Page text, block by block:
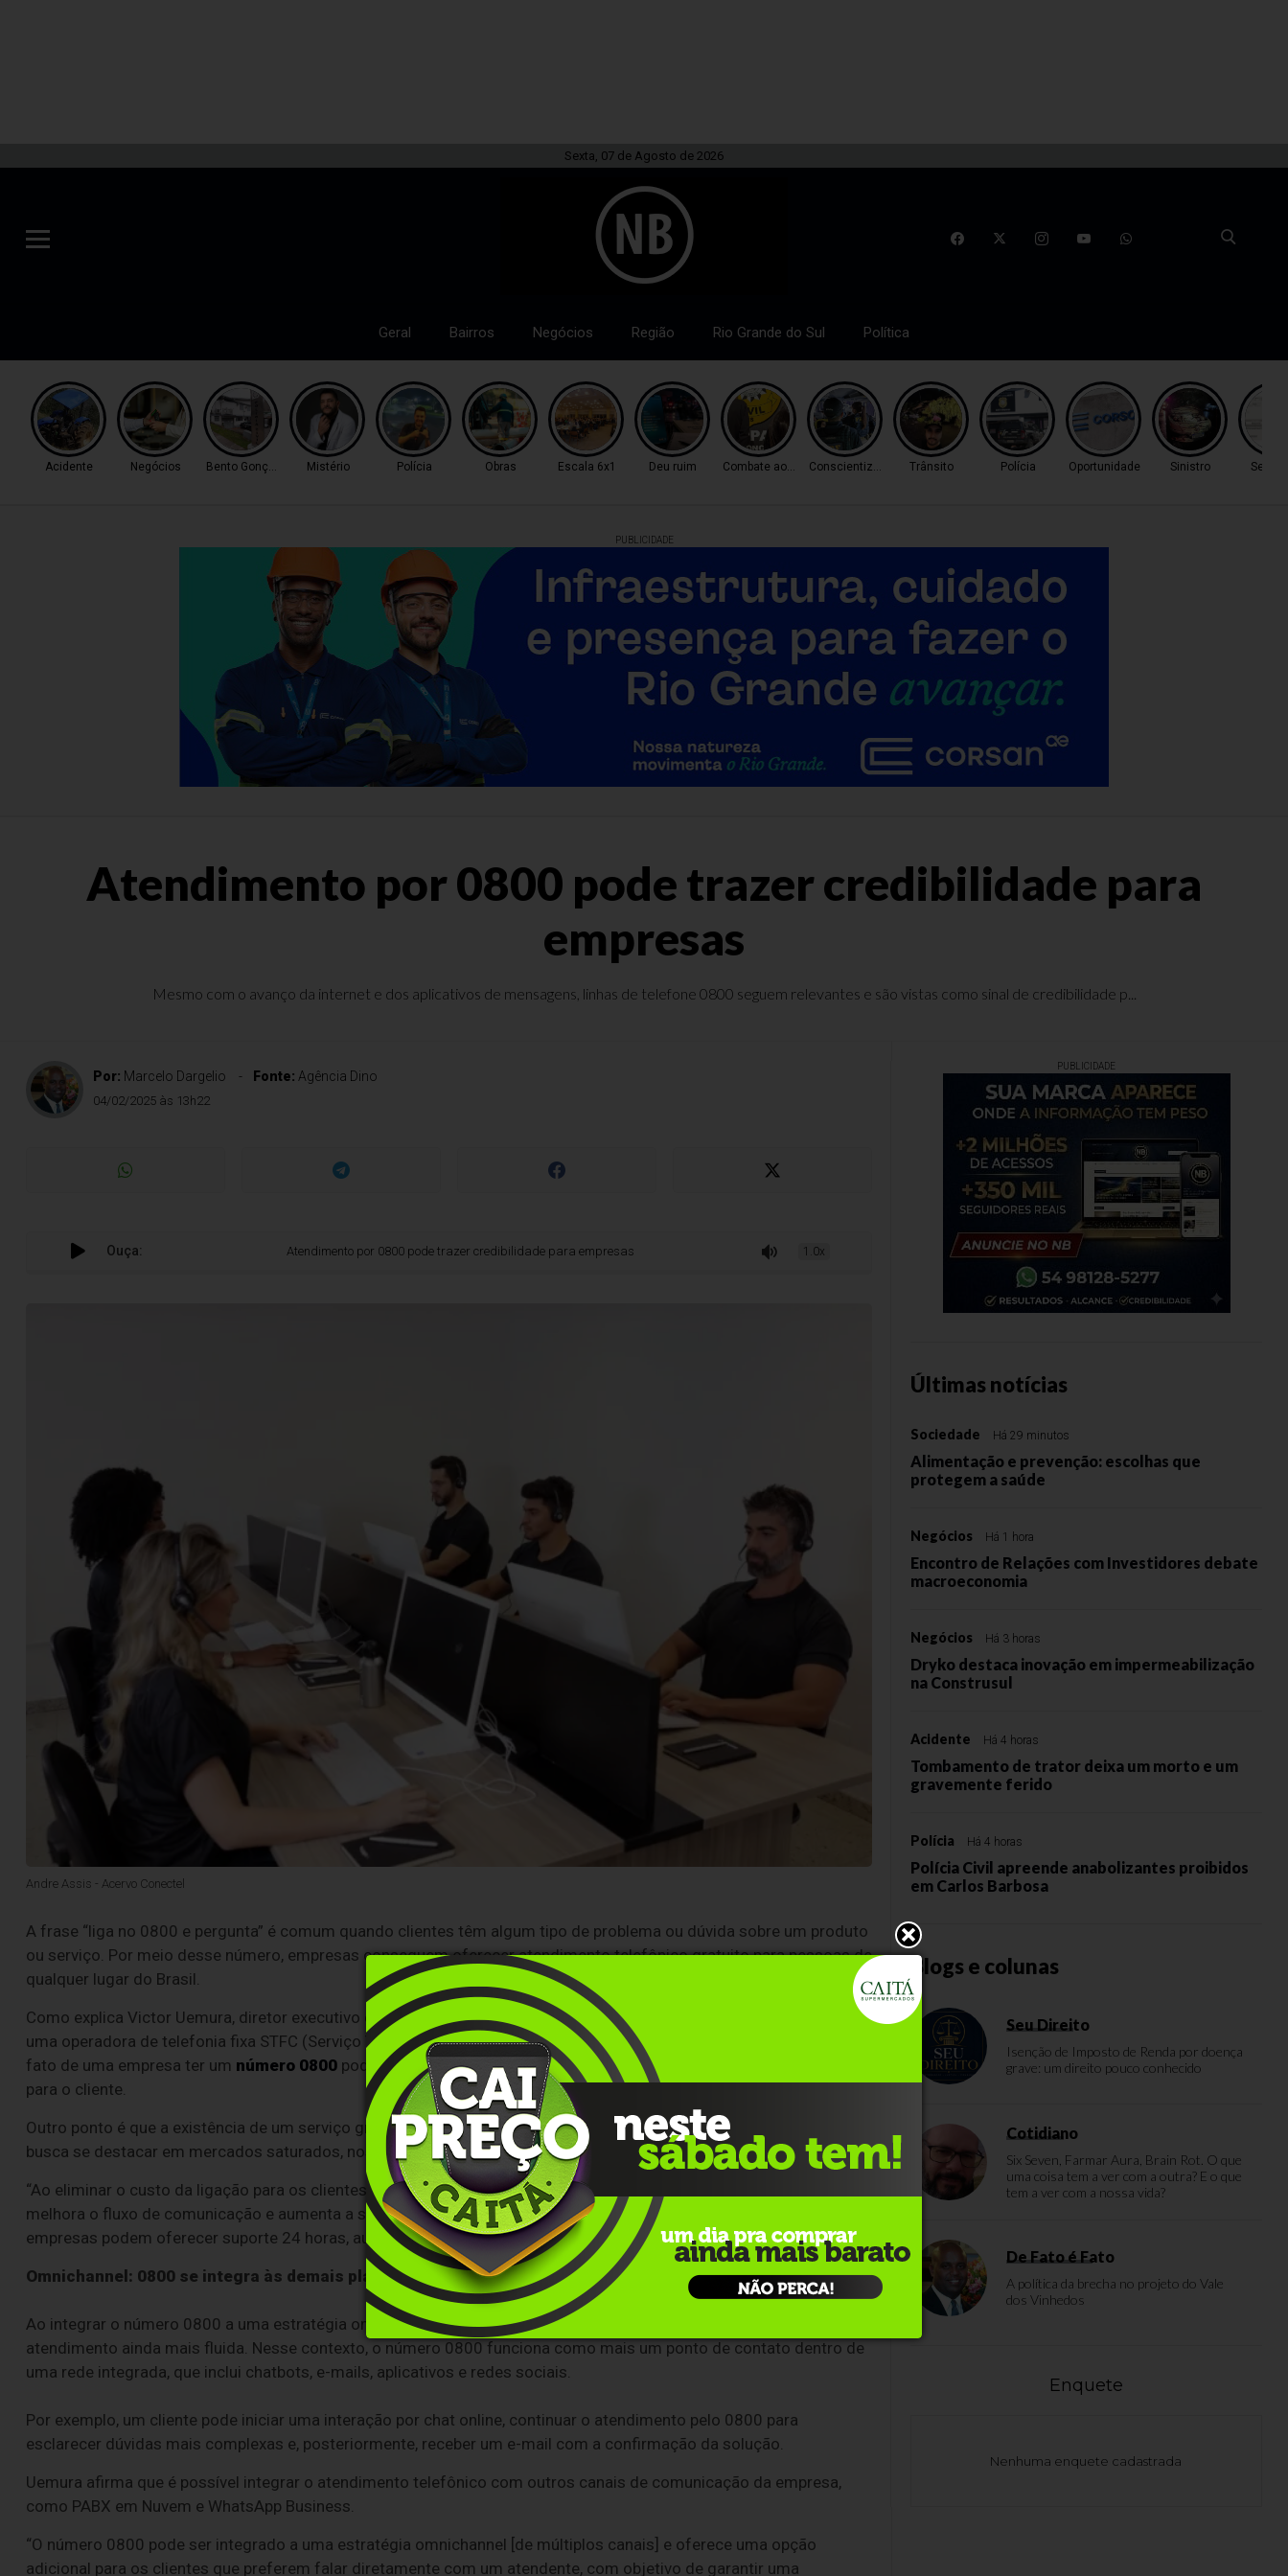
Sexta, 07 de Agosto de 2026
Geral Bairros Negócios Região Rio Grande do Sul Política
Acidente Negócios Bento Gonçalves Mistério Polícia Obras Escala 6x1 Deu ruim Combate ao TráficoConscientização Trânsito Polícia Oportunidade Sinistro Seu
PUBLICIDADE
Atendimento por 0800 pode trazer credibilidade para
empresas
Mesmo com o avanço da internet e dos aplicativos de mensagens, linhas de telefone 0800 seguem relevantes e são vistas como sinal de credibilidade p...
Por: Marcelo Dargelio Fonte: Agência Dino
04/02/2025 às 13h22
Ouça: Atendimento por 0800 pode trazer credibilidade para empresas 1.0x
Andre Assis - Acervo Conectel
A frase “liga no 0800 e pergunta” é comum quando clientes têm algum tipo de problema ou dúvida sobre um produto
ou serviço. Por meio desse número, empresas conseguem oferecer atendimento telefônico gratuito para pessoas de
qualquer lugar do Brasil.
Como explica Victor Uemura, diretor executivo da Conectel Multioperadora, empresa que atua desde 2019 como
uma operadora de telefonia fixa STFC (Serviço Telefônico Fixo Comutado) que fornece linhas de 0800 a empresas, o
fato de uma empresa ter um número 0800 pode trazer também uma imagem de credibilidade e profissionalismo
para o cliente.
Outro ponto é que a existência de um serviço gratuito pode ser um diferencial competitivo importante para quem
busca se destacar em mercados saturados, nos quais há grande concorrência.
“Ao eliminar o custo da ligação para os clientes, o 0800 torna mais provável que as pessoas entrem em contato. Isso
melhora o fluxo de comunicação e aumenta a satisfação do consumidor, pois eles tem acesso fácil ao suporte. As
empresas podem oferecer suporte 24 horas, aumentando a disponibilidade”, explica Uemura.
Omnichannel: 0800 se integra às demais plataforma de contato
Ao integrar o número 0800 a uma estratégia omnichannel, as empresas podem oferecer uma experiência de
atendimento ainda mais fluida. Nesse contexto, o número 0800 funciona como mais um ponto de contato dentro de
uma rede integrada, que inclui chatbots, e-mails, aplicativos e redes sociais.
Por exemplo, um cliente pode iniciar uma interação por chat online, continuar o atendimento pelo 0800 para
esclarecer dúvidas mais complexas e, posteriormente, receber um e-mail com a confirmação da solução.
Uemura afirma que é possível integrar o atendimento telefônico com outros canais de comunicação da empresa,
como PABX em Nuvem e WhatsApp Business.
“O número 0800 pode ser integrado a uma estratégia omnichannel [de múltiplos canais] e oferece uma opção
adicional para os clientes que preferem falar diretamente com um atendente, com objetivo de garantir uma
PUBLICIDADE
Últimas notícias
Sociedade Há 29 minutos
Alimentação e prevenção: escolhas que
protegem a saúde
Negócios Há 1 hora
Encontro de Relações com Investidores debate
macroeconomia
Negócios Há 3 horas
Dryko destaca inovação em impermeabilização
na Construsul
Acidente Há 4 horas
Tombamento de trator deixa um morto e um
gravemente ferido
Polícia Há 4 horas
Polícia Civil apreende anabolizantes proibidos
em Carlos Barbosa
Blogs e colunas
Seu Direito
Isenção de Imposto de Renda por doença
grave: um direito pouco conhecido
Cotidiano
Six Seven, Farmar Aura, Brain Rot. O que
uma coisa tem a ver com a outra? E o que
tem a ver com a nossa vida?
De Fato é Fato
A política da brecha no projeto do Vale
dos Vinhedos
Enquete
Nenhuma enquete cadastrada